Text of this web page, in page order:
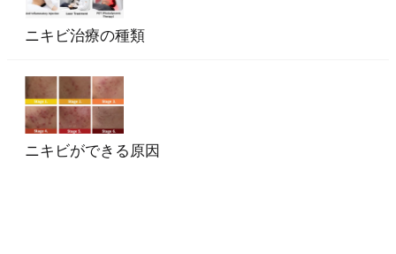
ニキビ治療の種類
ニキビができる原因